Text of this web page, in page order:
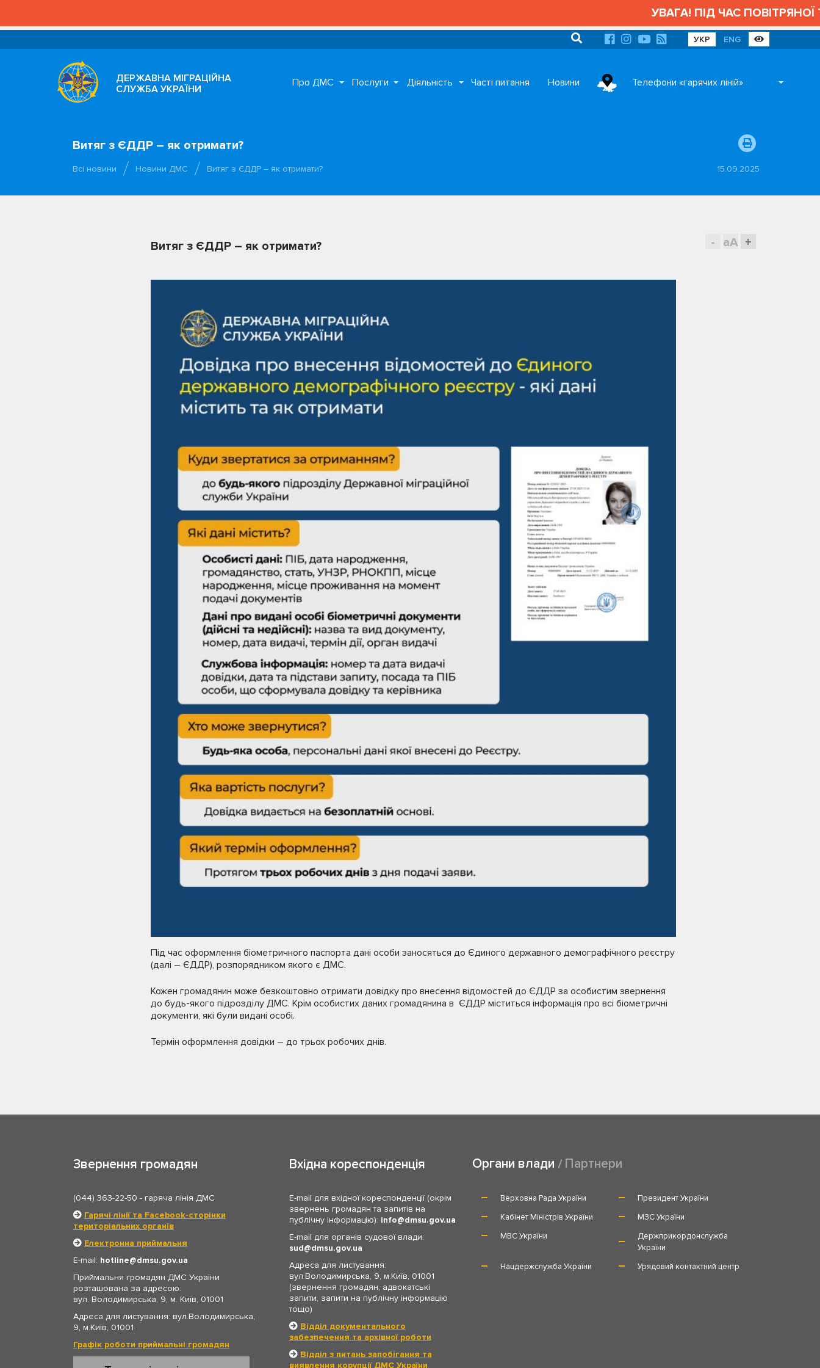
УВАГА! ПІД ЧАС ПОВІТРЯНОЇ
УКР ENG
ДЕРЖАВНА МІГРАЦІЙНА
СЛУЖБА УКРАЇНИ
Про ДМС Послуги Діяльність Часті питання Новини Телефони «гарячих ліній»
Витяг з ЄДДР – як отримати?
Всі новини Новини ДМС Витяг з ЄДДР – як отримати? 15.09.2025
- aA +
Витяг з ЄДДР – як отримати?
Під час оформлення біометричного паспорта дані особи заносяться до Єдиного державного демографічного реєстру
(далі – ЄДДР), розпорядником якого є ДМС.
Кожен громадянин може безкоштовно отримати довідку про внесення відомостей до ЄДДР за особистим звернення
до будь-якого підрозділу ДМС. Крім особистих даних громадянина в ЄДДР міститься інформація про всі біометричні
документи, які були видані особі.
Термін оформлення довідки – до трьох робочих днів.
Звернення громадян
(044) 363-22-50 - гаряча лінія ДМС
Гарячі лінії та Facebook-сторінки
територіальних органів
Електронна приймальня
E-mail: hotline
dmsu.gov.ua
Приймальня громадян ДМС України
розташована за адресою:
вул. Володимирська, 9, м. Київ, 01001
Адреса для листування: вул.Володимирська,
9, м.Київ, 01001
Графік роботи приймальні громадян
Вхідна кореспонденція
E-mail для вхідної кореспонденції (окрім
звернень громадян та запитів на
публічну інформацію): info
dmsu.gov.ua
E-mail для органів судової влади:
sud
dmsu.gov.ua
Адреса для листування:
вул.Володимирська, 9, м.Київ, 01001
(звернення громадян, адвокатські
запити, запити на публічну інформацію
тощо)
Відділ документального
забезпечення та архівної роботи
Відділ з питань запобігання та
виявлення корупції ДМС України
Органи влади Партнери
Верховна Рада України
Президент України
Кабінет Міністрів України
МЗС України
МВС України
Держприкордонслужба
України
Нацдержслужба України
Урядовий контактний центр